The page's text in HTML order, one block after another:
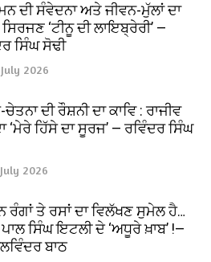
ਦੀ ਸੰਵੇਦਨਾ ਅਤੇ ਜੀਵਨ-ਮੁੱਲਾਂ ਦਾ
‘ਟੀਨੂ ਦੀ ਲਾਇਬ੍ਰੇਰੀ’ —
ਸਿੰਘ ਸੋਢੀ
2026
ਦੀ ਰੌਸ਼ਨੀ ਦਾ ਕਾਵਿ : ਰਾਜੀਵ
‘ਮੇਰੇ ਹਿੱਸੇ ਦਾ ਸੂਰਜ’ — ਰਵਿੰਦਰ ਸਿੰਘ
2026
ਰੰਗਾਂ ਤੇ ਰਸਾਂ ਦਾ ਵਿਲੱਖਣ ਸੁਮੇਲ ਹੈ…
ਸਿੰਘ ਇਟਲੀ ਦੇ ‘ਅਧੂਰੇ ਖ਼ਾਬ’ !—
ਬਾਠ